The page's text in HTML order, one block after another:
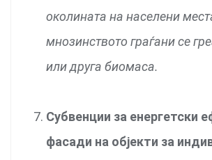
околината на населени
мнозинството граѓани се
или друга биомаса.
Субвенции за енергетски
фасади на објекти за